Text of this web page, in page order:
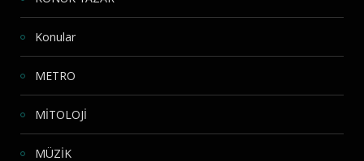
Konular
METRO
MİTOLOJİ
MÜZİK